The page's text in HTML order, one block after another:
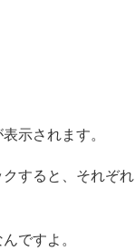
示されます。
すると、それぞれ
ですよ。